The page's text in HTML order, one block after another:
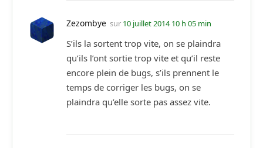
Zezombye sur 10 juillet 2014 10 h 05 min
S’ils la sortent trop vite, on se plaindra
qu’ils l’ont sortie trop vite et qu’il reste
encore plein de bugs, s’ils prennent le
temps de corriger les bugs, on se
plaindra qu’elle sorte pas assez vite.